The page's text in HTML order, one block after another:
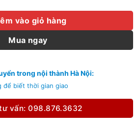
vào giỏ hàng
Mua ngay
trong nội thành Hà Nội:
để biết thời gian giao
vấn: 098.876.3632